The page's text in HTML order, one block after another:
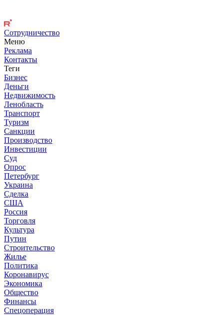
Сотрудничество
Меню
Реклама
Контакты
Теги
Бизнес
Деньги
Недвижимость
Ленобласть
Транспорт
Туризм
Санкции
Производство
Инвестиции
Суд
Опрос
Петербург
Украина
Сделка
США
Россия
Торговля
Культура
Путин
Строительство
Жилье
Политика
Коронавирус
Экономика
Общество
Финансы
Спецоперация